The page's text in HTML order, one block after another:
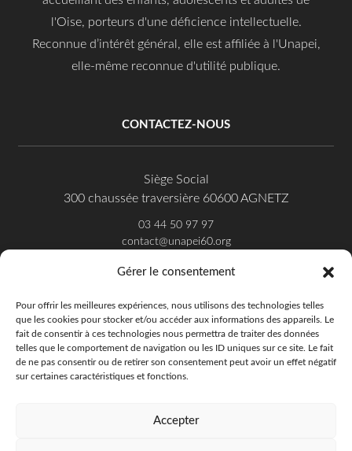
Gérer le consentement
Pour offrir les meilleures expériences, nous utilisons des technologies telles
que les cookies pour stocker et/ou accéder aux informations des appareils. Le
fait de consentir à ces technologies nous permettra de traiter des données
telles que le comportement de navigation ou les ID uniques sur ce site. Le fait
de ne pas consentir ou de retirer son consentement peut avoir un effet négatif
sur certaines caractéristiques et fonctions.
Accepter
l'Oise, porteurs d'une déficience intellectuelle.
Reconnue d’intérêt général, elle est affiliée à l'Unapei,
elle-même reconnue d'utilité publique.
CONTACTEZ-NOUS
Siège Social
300 chaussée traversière 60600 AGNETZ
03 44 50 97 97
contact@unapei60.org